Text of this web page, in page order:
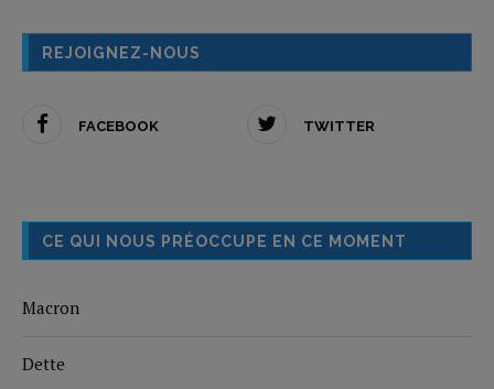
REJOIGNEZ-NOUS
FACEBOOK TWITTER
CE QUI NOUS PRÉOCCUPE EN CE MOMENT
Macron
Dette